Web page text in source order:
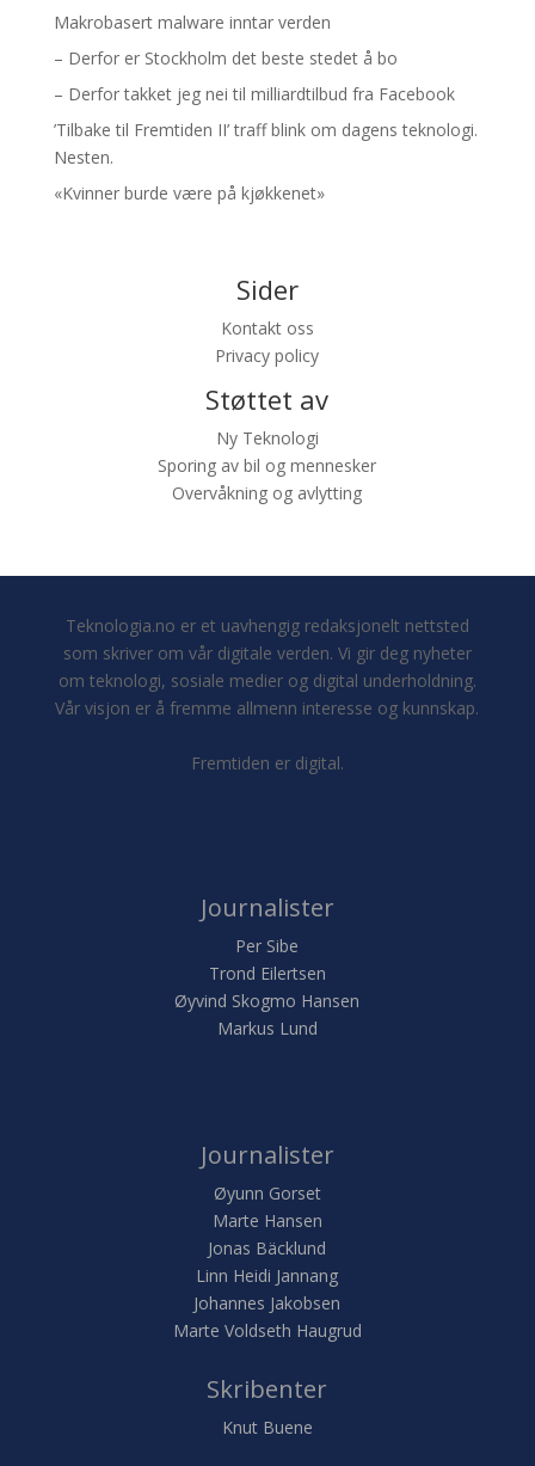
Makrobasert malware inntar verden
– Derfor er Stockholm det beste stedet å bo
– Derfor takket jeg nei til milliardtilbud fra Facebook
’Tilbake til Fremtiden II’ traff blink om dagens teknologi.
Nesten.
«Kvinner burde være på kjøkkenet»
Sider
Kontakt oss
Privacy policy
Støttet av
Ny Teknologi
Sporing av bil og mennesker
Overvåkning og avlytting
Teknologia.no er et uavhengig redaksjonelt nettsted
som skriver om vår digitale verden. Vi gir deg nyheter
om teknologi, sosiale medier og digital underholdning.
Vår visjon er å fremme allmenn interesse og kunnskap.
Fremtiden er digital.
Journalister
Per Sibe
Trond Eilertsen
Øyvind Skogmo Hansen
Markus Lund
Journalister
Øyunn Gorset
Marte Hansen
Jonas Bäcklund
Linn Heidi Jannang
Johannes Jakobsen
Marte Voldseth Haugrud
Skribenter
Knut Buene